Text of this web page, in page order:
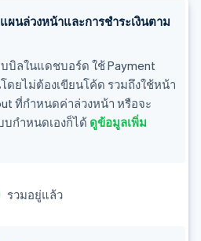
ผนล่วงหน้าและการชำระเงินตาม
บิลในแดชบอร์ด ใช้ Payment
ดยไม่ต้องเขียนโค้ด รวมถึงใช้หน้า
ที่กำหนดค่าล่วงหน้า หรือจะ
บกำหนดเองก็ได้ ดูข้อมูลเพิ่ม
รวมอยู่แล้ว